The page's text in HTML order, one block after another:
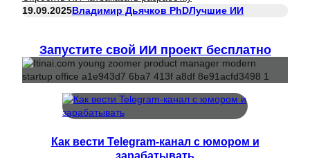
19.09.2025Владимир Дьячков PhDЛучшие ИИ
Запустите свой ИИ проект бесплатно
Как вести Telegram-канал с юмором и
зарабатывать